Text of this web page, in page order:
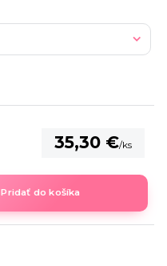
35,30 €/ks
Pridať do košíka